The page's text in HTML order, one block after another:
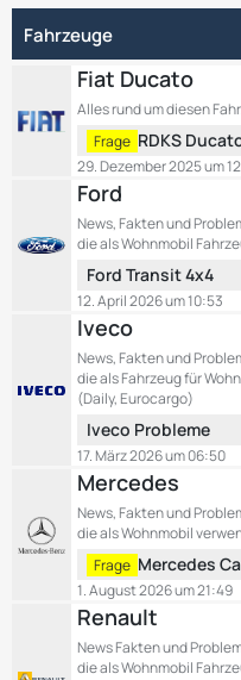
r
ä
g
e
z
t
e
B
e
t
ä
g
e
Fahrzeuge
Fiat Ducato
Alles rund um diesen
e
t
z
t
e
e
i
t
r
ä
e
Frage RDKS
29. Dezember 2025 um
Ford
News, Fakten und
die als Wohnmobil
e
t
z
t
e
i
t
r
ä
e
Ford Transit 4x4
12. April 2026 um 10:53
Iveco
News, Fakten und
die als Fahrzeug für
(Daily, Eurocargo)
e
t
z
t
e
e
i
t
r
Iveco Probleme
17. März 2026 um 06:50
Mercedes
News, Fakten und
die als Wohnmobil
e
t
z
t
Frage Mercedes Camper Complete -
1. August 2026 um 21:49
Renault
News Fakten und
die als Wohnmobil